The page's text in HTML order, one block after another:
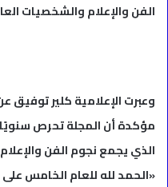
الفن والإعلام والشخصيات
وعبرت الإعلامية كلير توفيق
مؤكدة أن المجلة تحرص
الذي يجمع نجوم الفن
«الحمد لله للعام الخامس